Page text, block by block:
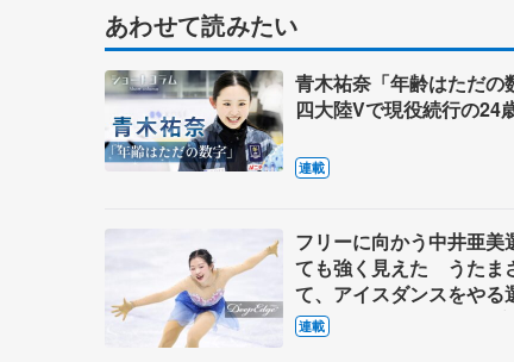
あわせて読みたい
青木祐奈「年齢はただ
四大陸Vで現役続行の24
連載
フリーに向かう中井亜美
ても強く見えた うたま
て、アイスダンスをやる
てきてほしい【第5回・
表現の設計図】
連載